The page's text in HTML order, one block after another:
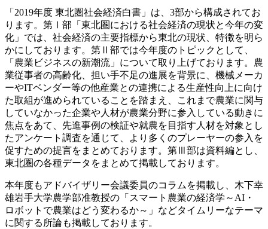
「2019年度 東北圏社会経済白書」は、3部から構成されてお
ります。第Ⅰ部「東北圏における社会経済の現状と今年の変
化」では、社会経済の主要指標から東北の現状、特徴を明ら
かにしております。第Ⅱ部では今年度のトピックとして、
「農業ビジネスの新潮流」について取り上げております。農
業従事者の高齢化、担い手不足の進展を背景に、機械メーカ
ーやITベンダー等の他産業との連携による生産性向上に向け
た取組が進められていることを踏まえ、これまで農業に関与
していなかった企業や人材が農業分野に参入している動きに
焦点をあて、先進事例の検証や就農を目指す人材を対象とし
たアンケート調査を通じて、より多くのプレーヤーの参入を
促すための提言をまとめております。第Ⅲ部は資料編とし、
東北圏の各種データをまとめて掲載しております。
本年度もアドバイザリー会議委員のコラムを掲載し、木下幸
雄岩手大学農学部准教授の「スマート農業の経済学～AI・
ロボットで農業はどう変わるか～」などタイムリーなテーマ
に関する所論も掲載しております。